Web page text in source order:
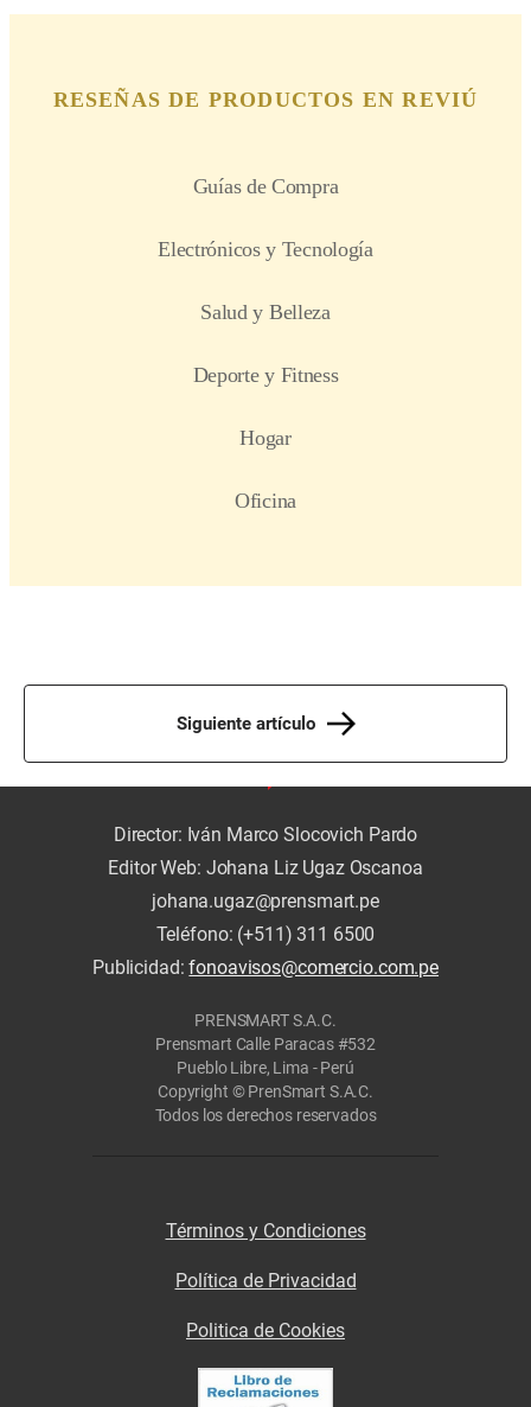
Siguiente artículo
Director: Iván Marco Slocovich Pardo
Editor Web: Johana Liz Ugaz Oscanoa
johana.ugaz@prensmart.pe
Teléfono: (+511) 311 6500
Publicidad:fonoavisos@comercio.com.pe
PRENSMART S.A.C.
Prensmart Calle Paracas #532
Pueblo Libre, Lima - Perú
Copyright © PrenSmart S.A.C.
Todos los derechos reservados
Términos y Condiciones
Política de Privacidad
Politica de Cookies